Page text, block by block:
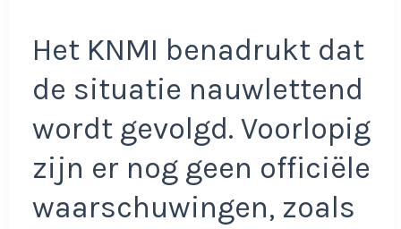
Het KNMI benadrukt dat
de situatie nauwlettend
wordt gevolgd. Voorlopig
zijn er nog geen officiële
waarschuwingen, zoals